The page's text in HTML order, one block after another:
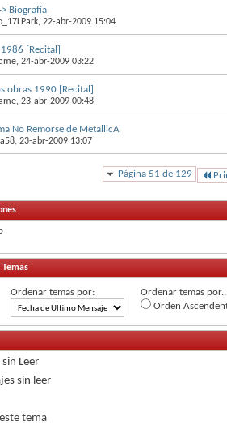
Biografía
, 22-abr-2009 15:04
[Recital]
, 24-abr-2009 03:22
obras 1990 [Recital]
, 23-abr-2009 00:48
No Remorse de MetallicA
, 23-abr-2009 13:07
Página 51 de 129
Temas
Ordenar temas por:
Ordenar temas
Orden
Leer
sin leer
tema